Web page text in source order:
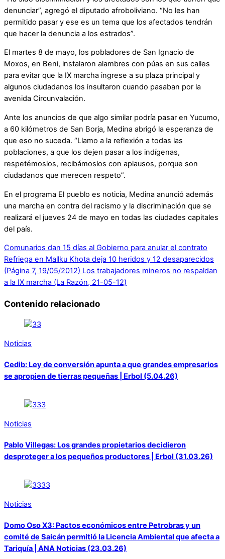
denunciar”, agregó el diputado afroboliviano. “No les han
permitido pasar y ese es un tema que los afectados tendrán
que hacer la denuncia a los estrados”.
El martes 8 de mayo, los pobladores de San Ignacio de
Moxos, en Beni, instalaron alambres con púas en sus calles
para evitar que la IX marcha ingrese a su plaza principal y
algunos ciudadanos los insultaron cuando pasaban por la
avenida Circunvalación.
Ante los anuncios de que algo similar podría pasar en Yucumo,
a 60 kilómetros de San Borja, Medina abrigó la esperanza de
que eso no suceda. “Llamo a la reflexión a todas las
poblaciones, a que los dejen pasar a los indígenas,
respetémoslos, recibámoslos con aplausos, porque son
ciudadanos que merecen respeto”.
En el programa El pueblo es noticia, Medina anunció además
una marcha en contra del racismo y la discriminación que se
realizará el jueves 24 de mayo en todas las ciudades capitales
del país.
Comunarios dan 15 días al Gobierno para anular el contrato
Refriega en Mallku Khota deja 10 heridos y 12 desaparecidos
(Página 7, 19/05/2012) Los trabajadores mineros no respaldan
a la IX marcha (La Razón, 21-05-12)
Contenido relacionado
Noticias
Cedib: Ley de conversión apunta a que grandes empresarios
se apropien de tierras pequeñas | Erbol (5.04.26)
Noticias
Pablo Villegas: Los grandes propietarios decidieron
desproteger a los pequeños productores | Erbol (31.03.26)
Noticias
Domo Oso X3: Pactos económicos entre Petrobras y un
comité de Saicán permitió la Licencia Ambiental que afecta a
Tariquía | ANA Noticias (23.03.26)